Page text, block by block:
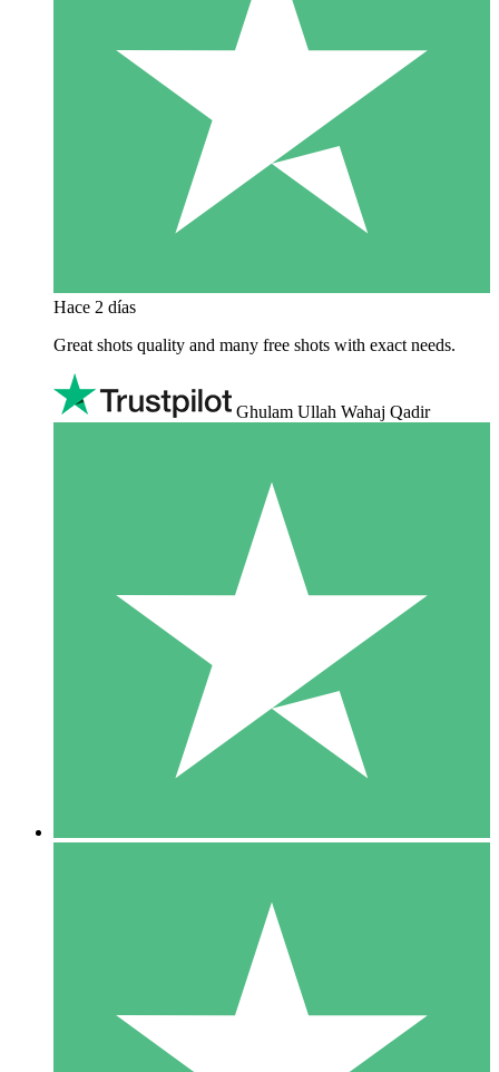
Hace 2 días
Great shots quality and many free shots with exact needs.
Ghulam Ullah Wahaj Qadir